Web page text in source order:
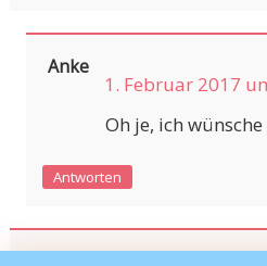
Anke
1. Februar 2017
Oh je, ich
Antworten